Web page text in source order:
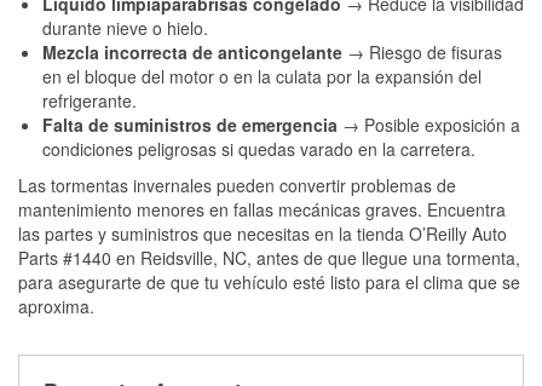
durante nieve o hielo.
Mezcla incorrecta de anticongelante → Riesgo de fisuras
en el bloque del motor o en la culata por la expansión del
refrigerante.
Falta de suministros de emergencia → Posible exposición a
condiciones peligrosas si quedas varado en la carretera.
Las tormentas invernales pueden convertir problemas de
mantenimiento menores en fallas mecánicas graves. Encuentra
las partes y suministros que necesitas en la tienda O’Reilly Auto
Parts #1440 en Reidsville, NC, antes de que llegue una tormenta,
para asegurarte de que tu vehículo esté listo para el clima que se
aproxima.